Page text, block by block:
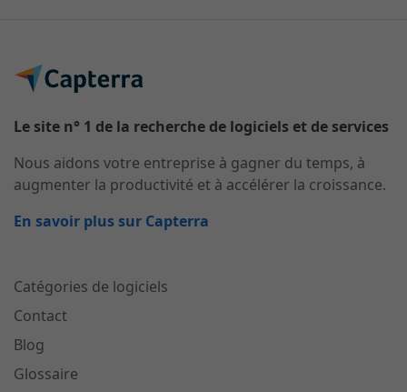
Le site n° 1 de la recherche de logiciels et de services
Nous aidons votre entreprise à gagner du temps, à
augmenter la productivité et à accélérer la croissance.
En savoir plus sur Capterra
Catégories de logiciels
Contact
Blog
Glossaire